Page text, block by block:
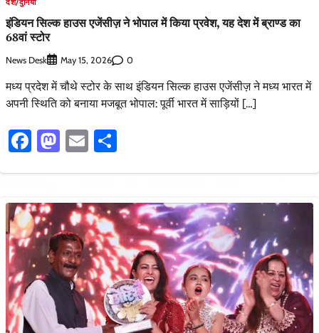
देश/दुनिया
इंडियन सिल्क हाउस एजेंसीज़ ने भोपाल में किया प्रवेश, यह देश में ब्राण्ड का
68वां स्टोर
News Desk May 15, 2026 0
मध्य प्रदेश में चौथे स्टोर के साथ इंडियन सिल्क हाउस एजेंसीज़ ने मध्य भारत में
अपनी स्थिति को बनाया मजबूत भोपाल: पूर्वी भारत में साड़ियों […]
Facebook
Mastodon
Email